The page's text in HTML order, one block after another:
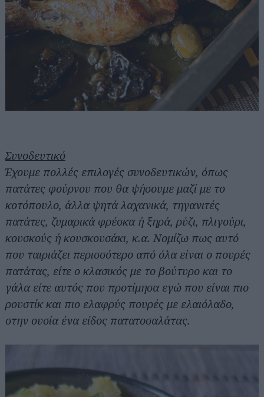
Συνοδευτικό
Έχουμε πολλές επιλογές συνοδευτικών, όπως
πατάτες φούρνου που θα ψήσουμε μαζί με το
κοτόπουλο, άλλα ψητά λαχανικά, τηγανιτές
πατάτες, ζυμαρικά φρέσκα ή ξηρά, ρύζι, πλιγούρι,
κουσκούς ή κουσκουσάκι, κ.α. Νομίζω πως αυτό
που ταιριάζει περισσότερο από όλα είναι ο πουρές
πατάτας, είτε ο κλασικός με το βούτυρο και το
γάλα είτε αυτός που προτίμησα εγώ που είναι πιο
ρουστίκ και πιο ελαφρύς πουρές με ελαιόλαδο,
στην ουσία ένα είδος πατατοσαλάτας.